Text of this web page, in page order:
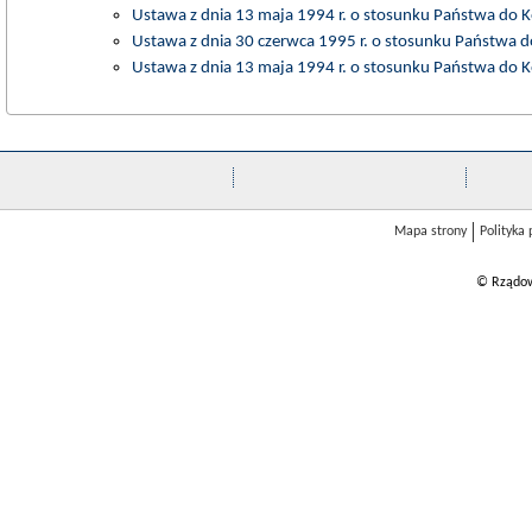
Ustawa z dnia 13 maja 1994 r. o stosunku Państwa do
Ustawa z dnia 30 czerwca 1995 r. o stosunku Państwa
Ustawa z dnia 13 maja 1994 r. o stosunku Państwa do
Mapa strony Polityka
©